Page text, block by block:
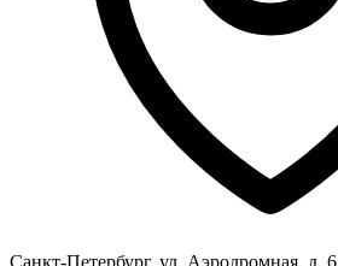
Санкт-Петербург, ул. Аэродромная, д. 6